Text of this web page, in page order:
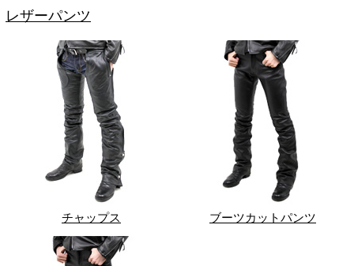
レザーパンツ
チャップス ブーツカットパンツ